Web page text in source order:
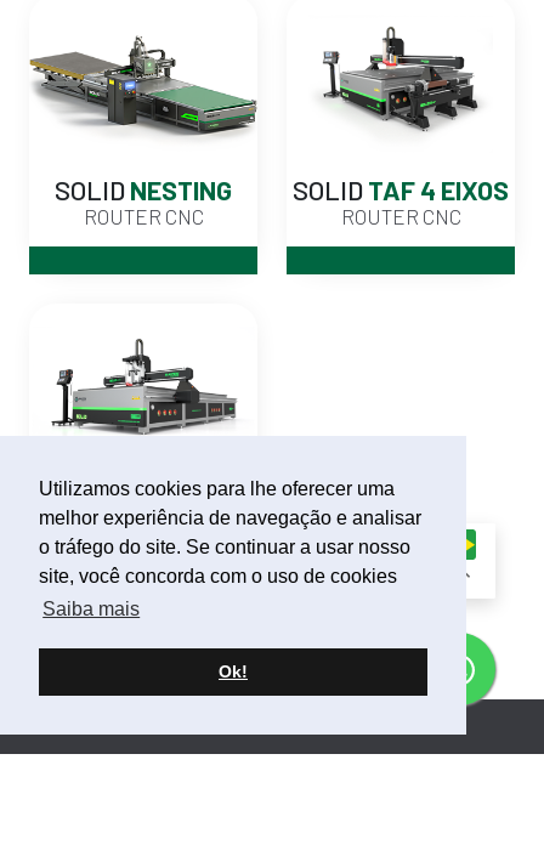
Utilizamos cookies para lhe oferecer uma
melhor experiência de navegação e analisar
o tráfego do site. Se continuar a usar nosso
site, você concorda com o uso de cookies
Saiba mais
Ok!
SOLIDNESTING
ROUTER CNC
SOLIDTAF 4 EIXOS
ROUTER CNC
SOLIDLONG 2H
ROUTER CNC